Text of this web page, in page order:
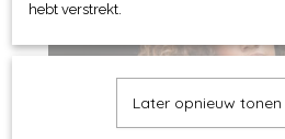
hebt verstrekt.
Later opnieuw tonen